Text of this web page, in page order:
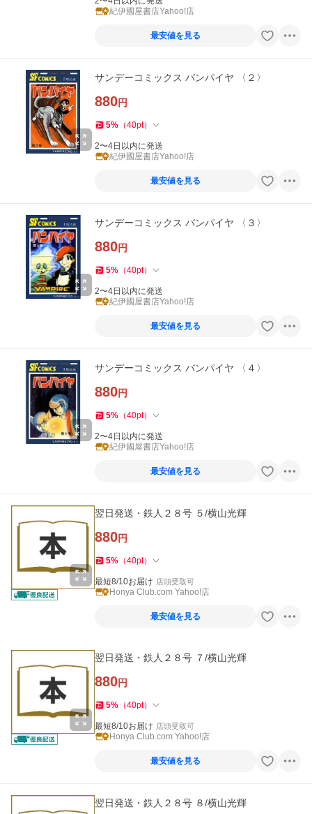
紀伊國屋書店Yahoo!店
最安値を見る
サンデーコミックス バンパイヤ 〈２〉
880円
5% （40pt）
2〜4日以内に発送
紀伊國屋書店Yahoo!店
最安値を見る
サンデーコミックス バンパイヤ 〈３〉
880円
5% （40pt）
2〜4日以内に発送
紀伊國屋書店Yahoo!店
最安値を見る
サンデーコミックス バンパイヤ 〈４〉
880円
5% （40pt）
2〜4日以内に発送
紀伊國屋書店Yahoo!店
最安値を見る
翌日発送・鉄人２８号 ５/横山光輝
880円
5% （40pt）
最短8/10お届け 店頭受取可
Honya Club.com Yahoo!店
最安値を見る
翌日発送・鉄人２８号 ７/横山光輝
880円
5% （40pt）
最短8/10お届け 店頭受取可
Honya Club.com Yahoo!店
最安値を見る
翌日発送・鉄人２８号 ８/横山光輝